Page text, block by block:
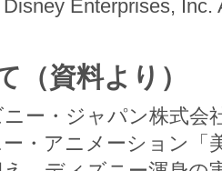
Enterprises, Inc.
（資料より）
ー・ジャパン株式会
・アニメーション「